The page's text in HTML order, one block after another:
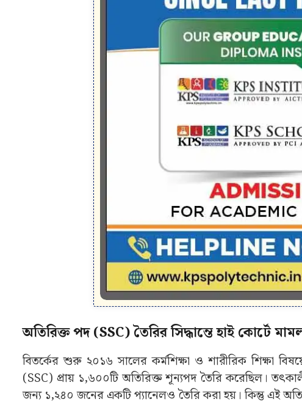
অতিরিক্ত পদ (SSC) তৈরির সিদ্ধান্তে হাই কোর্টে
বিতর্কের শুরু ২০১৬ সালের কর্মশিক্ষা ও শারীরিক শিক্ষা
(SSC) প্রায় ১,৬০০টি অতিরিক্ত শূন্যপদ তৈরি করেছিল।
জন্য ১,২৪০ জনের একটি প্যানেলও তৈরি করা হয়। কিন্তু এই